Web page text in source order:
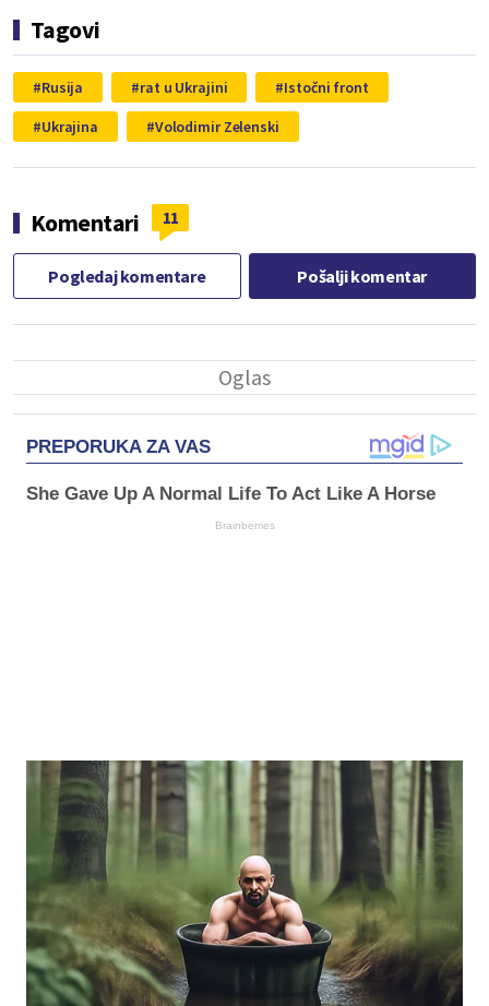
Tagovi
Rusija rat u Ukrajini
Istočni front
Ukrajina
Volodimir Zelenski
Komentari 11
Pogledaj komentare Pošalji komentar
PREPORUKA ZA VAS
She Gave Up A Normal Life To Act Like A Horse
Brainberries